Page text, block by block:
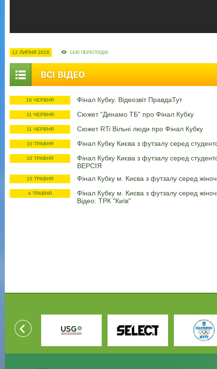
12 ЛИПНЯ 2016 1430 ПЕРЕГЛЯДІВ
ВСІ ВІДЕО
16 ЧЕРВНЯ Фінал Кубку. Відеозвіт ПравдаТут
11 ЧЕРВНЯ Сюжет "Динамо ТБ" про Фінал Кубку
11 ЧЕРВНЯ Сюжет RTi Вільні люди про Фінал Кубку
10 ТРАВНЯ Фінал Кубку Києва з футзалу серед
10 ТРАВНЯ
Фінал Кубку Києва з футзалу серед
ВЕРСІЯ
10 ТРАВНЯ Фінал Кубку м. Києва з футзалу серед
4 ТРАВНЯ
Фінал Кубку м. Києва з футзалу серед
Відео: ТРК "Київ"